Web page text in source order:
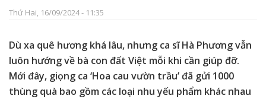
Thứ Hai, 16/09/2024 - 11:35
Dù xa quê hương khá lâu, nhưng ca sĩ Hà Phương vẫn
luôn hướng về bà con đất Việt mỗi khi cần giúp đỡ.
Mới đây, giọng ca ‘Hoa cau vườn trầu’ đã gửi 1000
thùng quà bao gồm các loại nhu yếu phẩm khác nhau